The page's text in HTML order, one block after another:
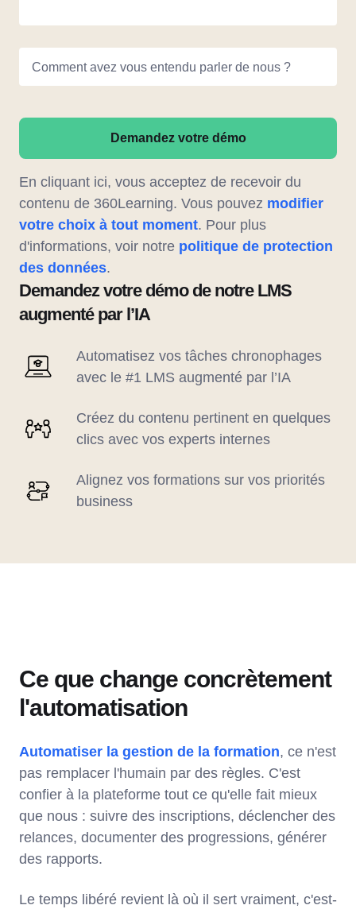
Demandez votre démo de notre LMS
augmenté par l’IA
Automatisez vos tâches chronophages
avec le #1 LMS augmenté par l’IA
Créez du contenu pertinent en quelques
clics avec vos experts internes
Alignez vos formations sur vos priorités
business
Comment avez vous entendu parler de nous ?
Demandez votre démo
En cliquant ici, vous acceptez de recevoir du
contenu de 360Learning. Vous pouvez modifier
votre choix à tout moment. Pour plus
d'informations, voir notre politique de protection
des données.
Ce que change concrètement
l'automatisation
Automatiser la gestion de la formation, ce n'est
pas remplacer l'humain par des règles. C'est
confier à la plateforme tout ce qu'elle fait mieux
que nous : suivre des inscriptions, déclencher des
relances, documenter des progressions, générer
des rapports.
Le temps libéré revient là où il sert vraiment, c'est-